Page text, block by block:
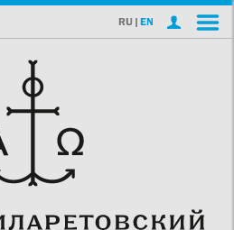
RU | EN